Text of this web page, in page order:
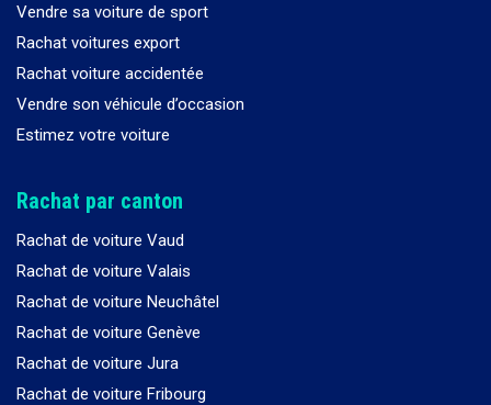
Vendre sa voiture de sport
Rachat voitures export
Rachat voiture accidentée
Vendre son véhicule d’occasion
Estimez votre voiture
Rachat par canton
Rachat de voiture Vaud
Rachat de voiture Valais
Rachat de voiture Neuchâtel
Rachat de voiture Genève
Rachat de voiture Jura
Rachat de voiture Fribourg